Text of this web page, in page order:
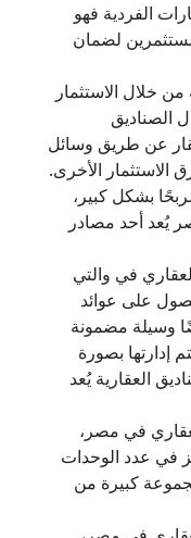
الفردية فهو
لضمان
خلال الاستثمار
الصناديق
عن طريق وسائل
الاستثمار الأخرى.
بشكل كبير،
يُعد أحد مصادر
في والتي
على عوائد
وسيلة مضمونة
إدارتها بصورة
العقارية يُعد
في مصر،
في عدد الوحدات
كبيرة من